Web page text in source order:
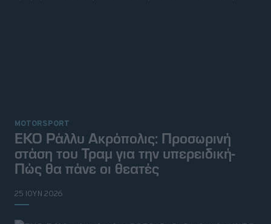
MOTORSPORT
ΕΚΟ Ράλλυ Ακρόπολις: Προσωρινή
στάση του Τραμ για την υπερειδική-
Πώς θα πάνε οι θεατές
25 ΙΟΥΝ 2026